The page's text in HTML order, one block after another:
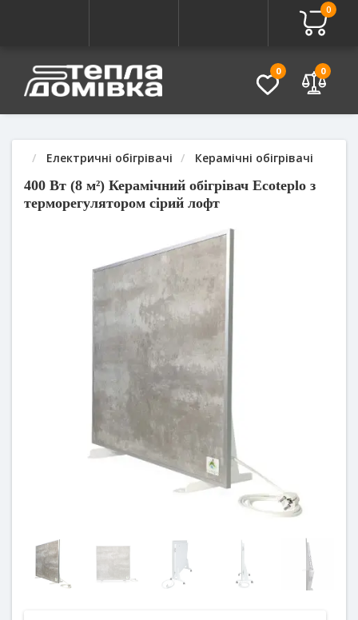
0
0 0
Електричні обігрівачі Керамічні обігрівачі
400 Вт (8 м²) Керамічний обігрівач Ecoteplo з
терморегулятором сірий лофт
Питання - Відповідь